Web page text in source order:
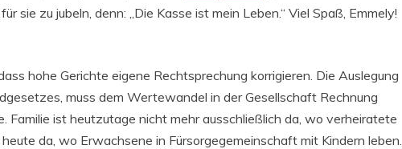
sie zu jubeln, denn: „Die Kasse ist mein Leben.“ Viel Spaß, Emmely!
hohe Gerichte eigene Rechtsprechung korrigieren. Die Auslegung
muss dem Wertewandel in der Gesellschaft Rechnung
Familie ist heutzutage nicht mehr ausschließlich da, wo verheiratete
da, wo Erwachsene in Fürsorgegemeinschaft mit Kindern leben.